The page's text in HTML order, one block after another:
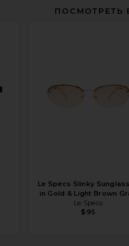
ПОСМОТРЕТЬ
Le Specs Slinky
in Gold & Light Brown
Le Specs
$95